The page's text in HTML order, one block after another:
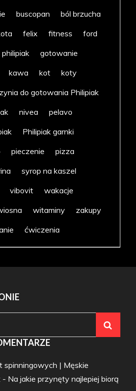
buscopan
ból brzucha
felix fitness
ford
gotowanie
kawa kot
koty
do gotowania Philipiak
nivea
pelavo
Philipiak garnki
pieczenie
pizza
syrop na kaszel
vibovit
wakacje
witaminy
zakupy
ćwiczenia
spinningowych | Męskie
- Na jakie przynęty najlepiej biorą